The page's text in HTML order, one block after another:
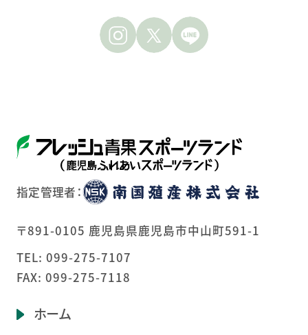
指定管理者：
〒891-0105 鹿児島県鹿児島市中山町591-1
TEL: 099-275-7107
FAX: 099-275-7118
ホーム